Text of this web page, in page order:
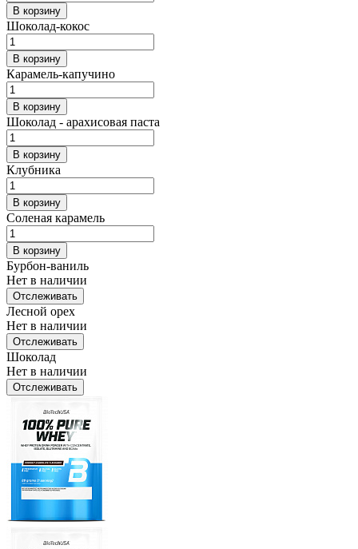
В корзину
Шоколад-кокос
В корзину
Карамель-капучино
В корзину
Шоколад - арахисовая паста
В корзину
Клубника
В корзину
Соленая карамель
В корзину
Бурбон-ваниль
Нет в наличии
Отслеживать
Лесной орех
Нет в наличии
Отслеживать
Шоколад
Нет в наличии
Отслеживать